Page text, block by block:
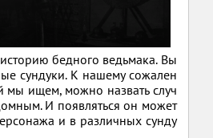
бедного ведьмака. Вы
сундуки. К нашему сожален
мы ищем, можно назвать случ
И появляться он может
и в различных сунду